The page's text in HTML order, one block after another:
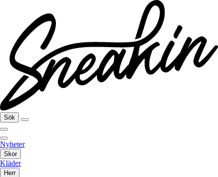
Sök
Nyheter
Skor
Kläder
Herr